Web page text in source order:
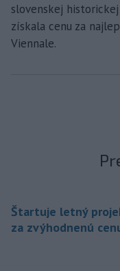
slovenskej
získala cenu za
Viennale.
Štartuje letný
za zvýhodnenú